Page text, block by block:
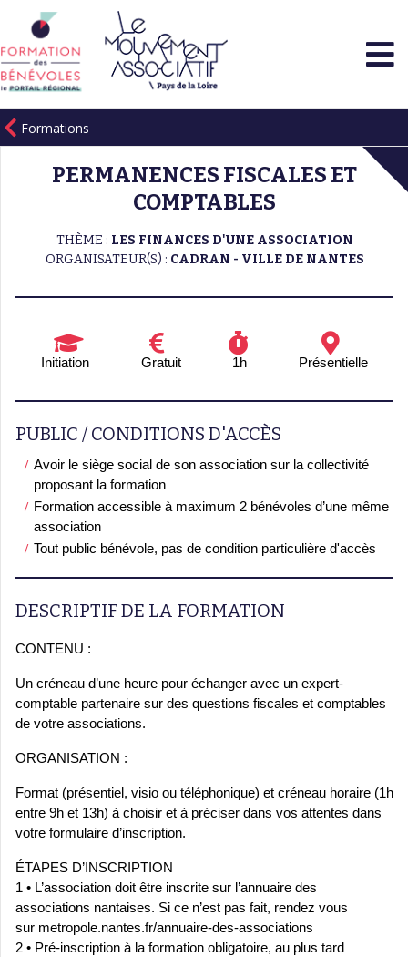
Formations
PERMANENCES FISCALES ET
COMPTABLES
THÈME : LES FINANCES D'UNE ASSOCIATION
ORGANISATEUR(S) : CADRAN - VILLE DE NANTES
Initiation Gratuit 1h Présentielle
PUBLIC / CONDITIONS D'ACCÈS
Avoir le siège social de son association sur la collectivité
proposant la formation
Formation accessible à maximum 2 bénévoles d’une même
association
Tout public bénévole, pas de condition particulière d'accès
DESCRIPTIF DE LA FORMATION
CONTENU :
Un créneau d’une heure pour échanger avec un expert-
comptable partenaire sur des questions fiscales et comptables
de votre associations.
ORGANISATION :
Format (présentiel, visio ou téléphonique) et créneau horaire (1h
entre 9h et 13h) à choisir et à préciser dans vos attentes dans
votre formulaire d’inscription.
ÉTAPES D’INSCRIPTION
1 • L’association doit être inscrite sur l’annuaire des
associations nantaises. Si ce n’est pas fait, rendez vous
sur metropole.nantes.fr/annuaire-des-associations
2 • Pré-inscription à la formation obligatoire, au plus tard